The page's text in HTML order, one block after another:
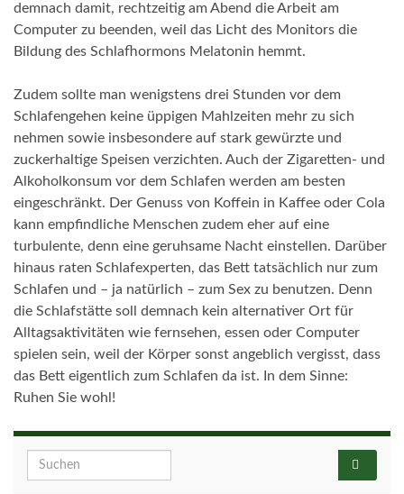
demnach damit, rechtzeitig am Abend die Arbeit am
Computer zu beenden, weil das Licht des Monitors die
Bildung des Schlafhormons Melatonin hemmt.
Zudem sollte man wenigstens drei Stunden vor dem
Schlafengehen keine üppigen Mahlzeiten mehr zu sich
nehmen sowie insbesondere auf stark gewürzte und
zuckerhaltige Speisen verzichten. Auch der Zigaretten- und
Alkoholkonsum vor dem Schlafen werden am besten
eingeschränkt. Der Genuss von Koffein in Kaffee oder Cola
kann empfindliche Menschen zudem eher auf eine
turbulente, denn eine geruhsame Nacht einstellen. Darüber
hinaus raten Schlafexperten, das Bett tatsächlich nur zum
Schlafen und – ja natürlich – zum Sex zu benutzen. Denn
die Schlafstätte soll demnach kein alternativer Ort für
Alltagsaktivitäten wie fernsehen, essen oder Computer
spielen sein, weil der Körper sonst angeblich vergisst, dass
das Bett eigentlich zum Schlafen da ist. In dem Sinne:
Ruhen Sie wohl!
Search for: